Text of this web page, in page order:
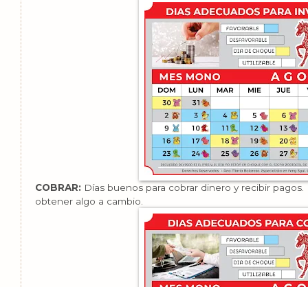
COBRAR: Días buenos para cobrar dinero y recibir
obtener algo a cambio.